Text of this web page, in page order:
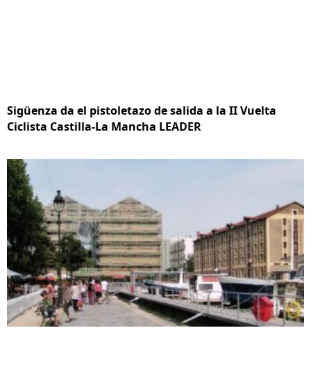
Sigüenza da el pistoletazo de salida a la II Vuelta
Ciclista Castilla-La Mancha LEADER